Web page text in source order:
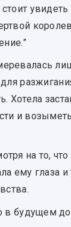
увидеть
Хотела
и
на то,
ему глаза
в будущем